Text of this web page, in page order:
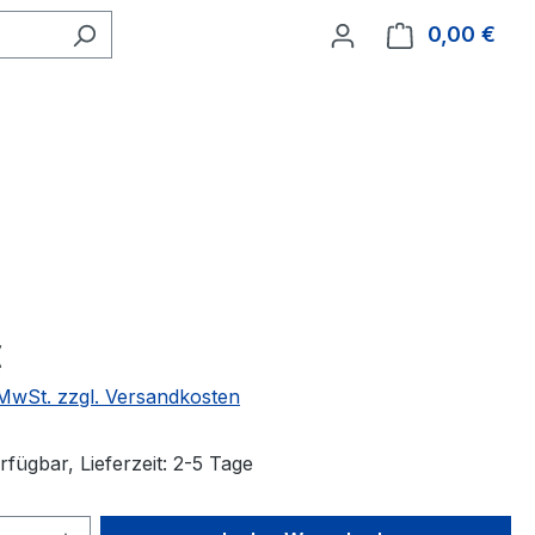
0,00 €
zzgl. Versandkosten
Lieferzeit: 2-5 Tage